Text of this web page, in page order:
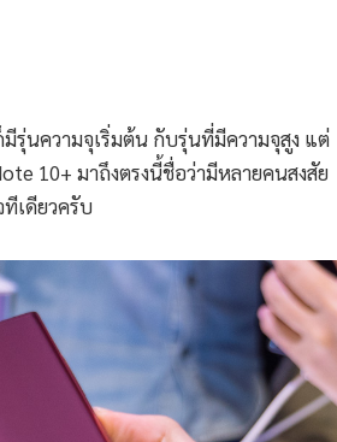
รุ่นความจุเริ่มต้น กับรุ่นที่มีความจุสูง แต่
10+ มาถึงตรงนี้ชื่อว่ามีหลายคนสงสัย
ทีเดียวครับ